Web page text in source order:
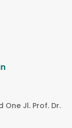
One Jl. Prof. Dr.